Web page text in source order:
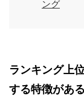
ング
ランキング上
する特徴がある